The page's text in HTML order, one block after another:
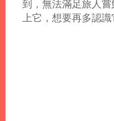
到，無法滿足旅人
上它，想要再多認識